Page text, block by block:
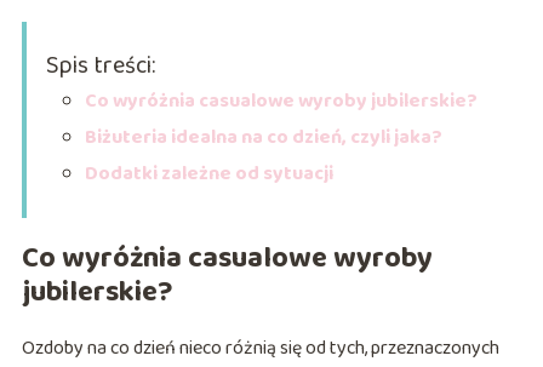
Spis treści:
Co wyróżnia casualowe wyroby jubilerskie?
Biżuteria idealna na co dzień, czyli jaka?
Dodatki zależne od sytuacji
Co wyróżnia casualowe wyroby
jubilerskie?
Ozdoby na co dzień nieco różnią się od tych, przeznaczonych